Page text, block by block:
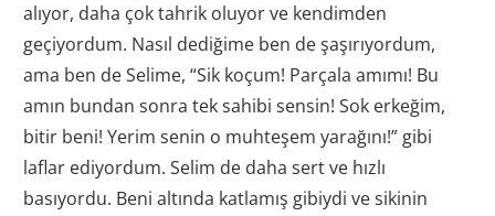
alıyor, daha çok tahrik oluyor ve kendimden
geçiyordum. Nasıl dediğime ben de şaşırıyordum,
ama ben de Selime, “Sik koçum! Parçala amımı! Bu
amın bundan sonra tek sahibi sensin! Sok erkeğim,
bitir beni! Yerim senin o muhteşem yarağını!” gibi
laflar ediyordum. Selim de daha sert ve hızlı
basıyordu. Beni altında katlamış gibiydi ve sikinin